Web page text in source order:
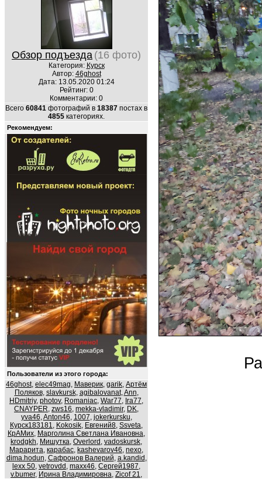
Обзор подъезда (16 фото)
Категория: Курск
Автор: 46ghost
Дата: 13.05.2020 01:24
Рейтинг: 0
Комментарии: 0
Всего 60841 фотографий в 18387 постах в
4855 категориях.
Рекомендуем:
Пользователи из этого города:
46ghost, elec49mag, Маверик, garik, Артём
Поляков, slavkursk, agibalovanat,Ann,
HDmitriy, photov, Romaniac, War77, Ira77,
CNAYPER, zws16, mekka-vladimir, DK,
yva46,Anton46, 1007, jokerkursku,
Курск183181, Kokosik, Евгений8, Ssveta,
КрАМих, Марголина Светлана Ивановна,
krodgkh, Мишутка, Overlord , vadoskursk,
Марарита, карабас, kashevarov46, nexo,
dima.hodun, Сафронов Валерий, a.kandid ,
lexx 50, vetrovdd , maxx46, Сергей1987,
v.bumer, Ирина Владимировна, Zicof 21,